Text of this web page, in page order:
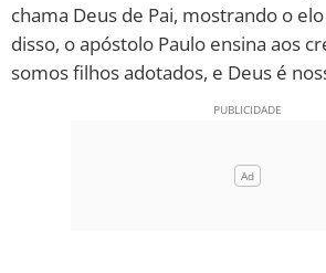
chama Deus de Pai, mostrando o
disso, o apóstolo Paulo ensina aos
somos filhos adotados, e Deus é